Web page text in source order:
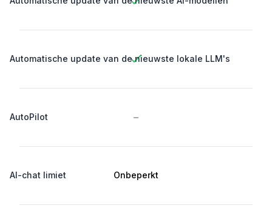
Automatische update van de nieuwste lokale LLM's
AutoPilot -
AI-chat limiet Onbeperkt